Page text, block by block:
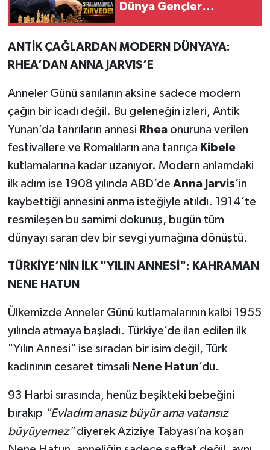
Dünya Gençler
ANTİK ÇAĞLARDAN MODERN DÜNYAYA:
RHEA’DAN ANNA JARVIS’E
Anneler Günü sanılanın aksine sadece modern
çağın bir icadı değil. Bu geleneğin izleri, Antik
Yunan’da tanrıların annesi Rheaonuruna verilen
festivallere ve Romalıların ana tanrıça Kibele
kutlamalarına kadar uzanıyor. Modern anlamdaki
ilk adım ise 1908 yılında ABD’de Anna Jarvis’in
kaybettiği annesini anma isteğiyle atıldı. 1914’te
resmileşen bu samimi dokunuş, bugün tüm
dünyayı saran dev bir sevgi yumağına dönüştü.
TÜRKİYE’NİN İLK "YILIN ANNESİ": KAHRAMAN
NENE HATUN
Ülkemizde Anneler Günü kutlamalarının kalbi 1955
yılında atmaya başladı. Türkiye’de ilan edilen ilk
"Yılın Annesi" ise sıradan bir isim değil, Türk
kadınının cesaret timsali Nene Hatun’du.
93 Harbi sırasında, henüz beşikteki bebeğini
bırakıp "Evladım anasız büyür ama vatansız
büyüyemez"diyerek Aziziye Tabyası’na koşan